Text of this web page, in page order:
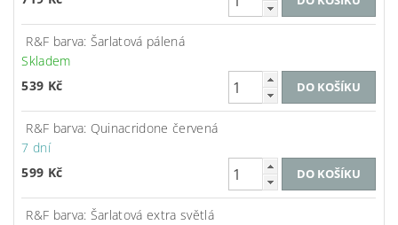
R&F barva: Šarlatová pálená
Skladem
539 Kč
R&F barva: Quinacridone červená
7 dní
599 Kč
R&F barva: Šarlatová extra světlá